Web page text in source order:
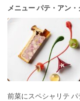
メニュー パテ・アン・
前菜にスペシャリテ